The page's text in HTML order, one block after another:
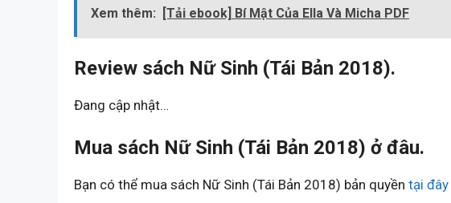
Xem thêm: [Tải ebook] Bí Mật Của Ella Và Micha PDF
Review sách Nữ Sinh (Tái Bản 2018).
Đang cập nhật…
Mua sách Nữ Sinh (Tái Bản 2018) ở đâu.
Bạn có thể mua sách Nữ Sinh (Tái Bản 2018) bản quyền tại đây